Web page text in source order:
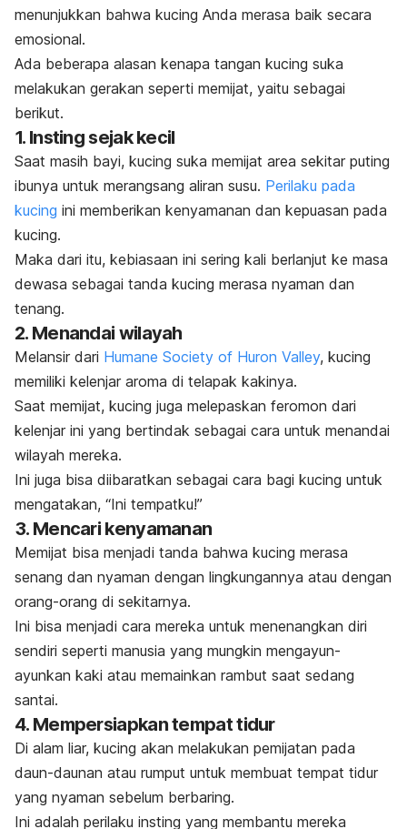
menunjukkan bahwa kucing Anda merasa baik secara
emosional.
Ada beberapa alasan kenapa tangan kucing suka
melakukan gerakan seperti memijat, yaitu sebagai
berikut.
1. Insting sejak kecil
Saat masih bayi, kucing suka memijat area sekitar puting
ibunya untuk merangsang aliran susu. Perilaku pada
kucing ini memberikan kenyamanan dan kepuasan pada
kucing.
Maka dari itu, kebiasaan ini sering kali berlanjut ke masa
dewasa sebagai tanda kucing merasa nyaman dan
tenang.
2. Menandai wilayah
Melansir dari Humane Society of Huron Valley, kucing
memiliki kelenjar aroma di telapak kakinya.
Saat memijat, kucing juga melepaskan feromon dari
kelenjar ini yang bertindak sebagai cara untuk menandai
wilayah mereka.
Ini juga bisa diibaratkan sebagai cara bagi kucing untuk
mengatakan, “Ini tempatku!”
3. Mencari kenyamanan
Memijat bisa menjadi tanda bahwa kucing merasa
senang dan nyaman dengan lingkungannya atau dengan
orang-orang di sekitarnya.
Ini bisa menjadi cara mereka untuk menenangkan diri
sendiri seperti manusia yang mungkin mengayun-
ayunkan kaki atau memainkan rambut saat sedang
santai.
4. Mempersiapkan tempat tidur
Di alam liar, kucing akan melakukan pemijatan pada
daun-daunan atau rumput untuk membuat tempat tidur
yang nyaman sebelum berbaring.
Ini adalah perilaku insting yang membantu mereka